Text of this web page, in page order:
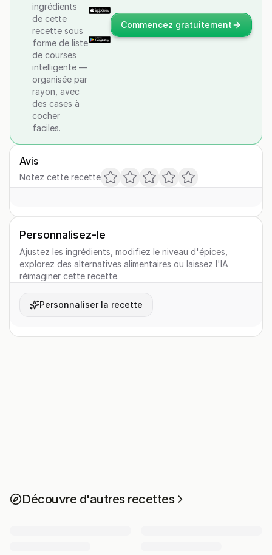
ingrédients
de cette
recette sous
forme de liste
de courses
intelligente —
organisée par
rayon, avec
des cases à
cocher
faciles.
Commencez gratuitement
Avis
Notez cette recette
Personnalisez-le
Ajustez les ingrédients, modifiez le niveau d'épices,
explorez des alternatives alimentaires ou laissez l'IA
réimaginer cette recette.
Personnaliser la recette
Découvre d'autres recettes